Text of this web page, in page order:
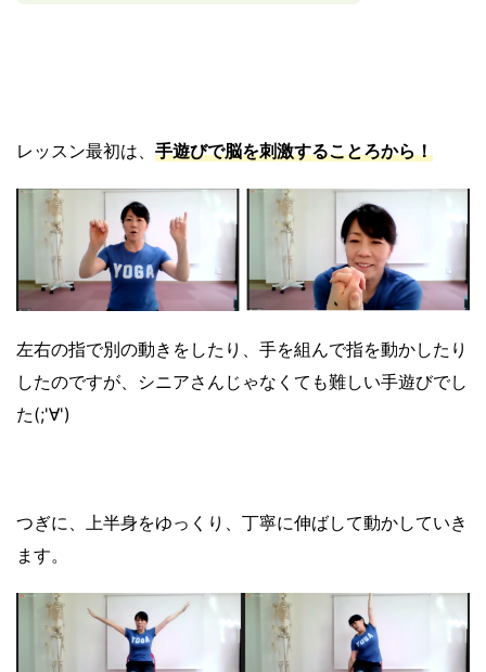
レッスン最初は、 手遊びで脳を刺激することろから！
左右の指で別の動きをしたり、手を組んで指を動かしたり
したのですが、シニアさんじゃなくても難しい手遊びでし
た(;'∀')
つぎに、上半身をゆっくり、丁寧に伸ばして動かしていき
ます。